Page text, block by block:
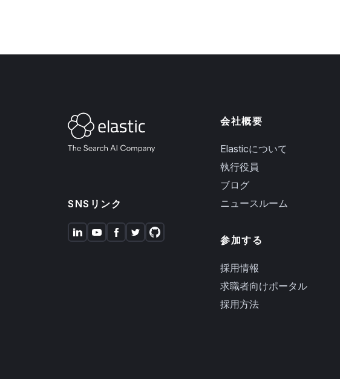
SNSリンク
会社概要
Elasticについて
執行役員
ブログ
ニュースルーム
参加する
採用情報
求職者向けポータル
採用方法